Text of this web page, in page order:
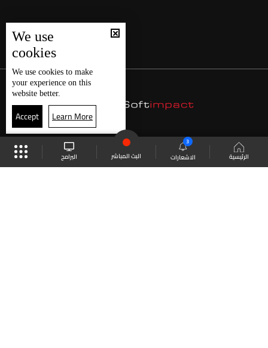
الرئيسية الاشعارات
3
البث المباشر البرامج
We use
cookies
We use cookies to make
your experience on this
website better.
Accept Learn More
موقع البرامج الجدول البث المباشر